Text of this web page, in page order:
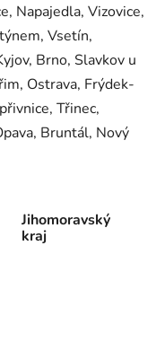
Napajedla, Vizovice,
Vsetín,
Brno, Slavkov u
Ostrava, Frýdek-
Třinec,
Bruntál, Nový
Jihomoravský
kraj